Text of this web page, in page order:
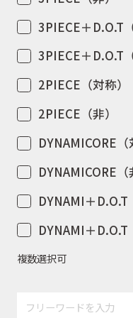
3PIECE＋D.O.T
3PIECE＋D.O.T
2PIECE（対称）
2PIECE（非）
DYNAMICORE（
DYNAMICORE（
DYNAMI＋D.O.T
DYNAMI＋D.O.T
複数選択可